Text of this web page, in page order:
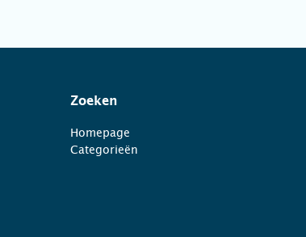
Zoeken
Homepage
Categorieën